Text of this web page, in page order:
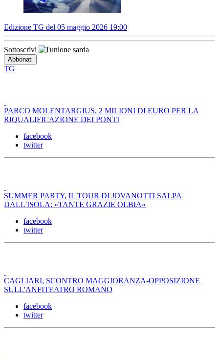
Edizione TG del 05 maggio 2026 19:00
Sottoscrivi
TG
PARCO MOLENTARGIUS, 2 MILIONI DI EURO PER LA
RIQUALIFICAZIONE DEI PONTI
facebook
twitter
SUMMER PARTY, IL TOUR DI JOVANOTTI SALPA
DALL'ISOLA: «TANTE GRAZIE OLBIA»
facebook
twitter
CAGLIARI, SCONTRO MAGGIORANZA-OPPOSIZIONE
SULL'ANFITEATRO ROMANO
facebook
twitter